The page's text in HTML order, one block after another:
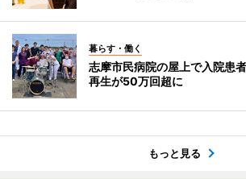
暮らす・働く
志摩市民病院の屋上で入院患
再生が50万回超に
もっと見る